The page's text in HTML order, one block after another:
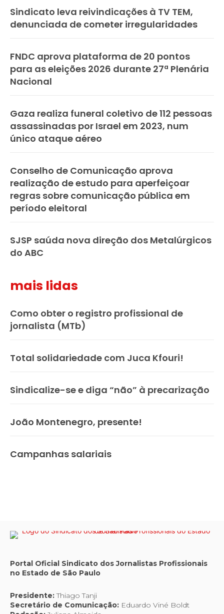
Sindicato leva reivindicações à TV TEM,
denunciada de cometer irregularidades
FNDC aprova plataforma de 20 pontos
para as eleições 2026 durante 27ª Plenária
Nacional
Gaza realiza funeral coletivo de 112 pessoas
assassinadas por Israel em 2023, num
único ataque aéreo
Conselho de Comunicação aprova
realização de estudo para aperfeiçoar
regras sobre comunicação pública em
período eleitoral
SJSP saúda nova direção dos Metalúrgicos
do ABC
mais lidas
Como obter o registro profissional de
jornalista (MTb)
Total solidariedade com Juca Kfouri!
Sindicalize-se e diga “não” à precarização
João Montenegro, presente!
Campanhas salariais
Portal Oficial Sindicato dos Jornalistas Profissionais
no Estado de São Paulo
Presidente:Thiago Tanji
Secretário de Comunicação: Eduardo Viné Boldt